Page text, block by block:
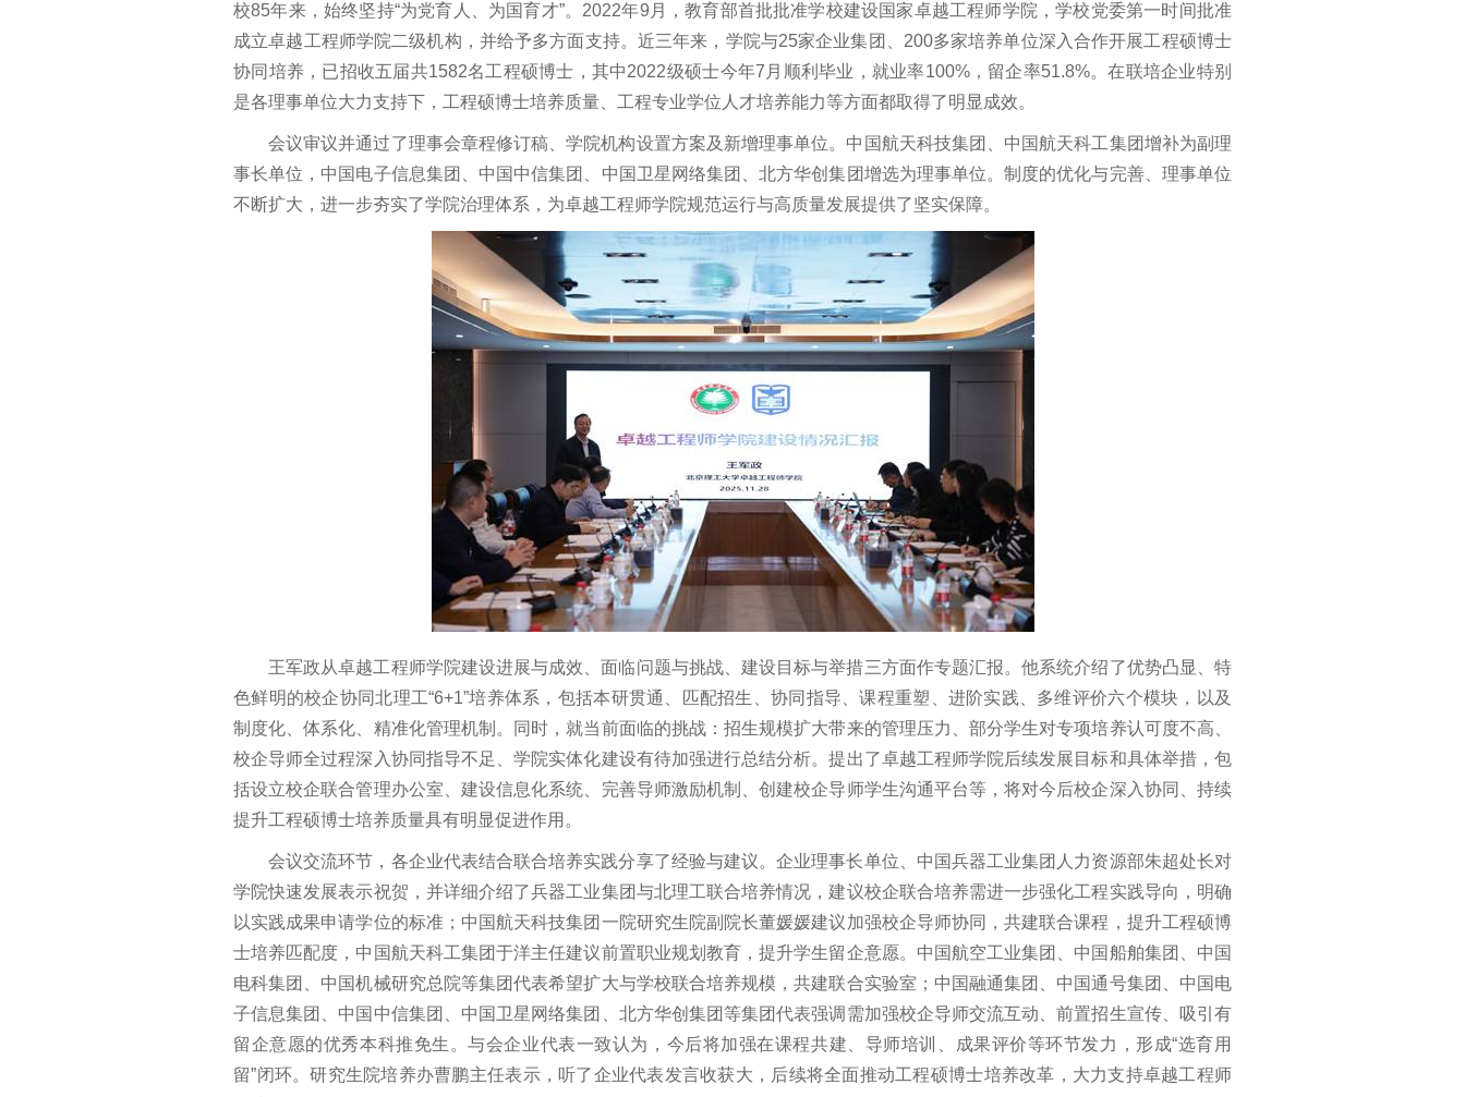
校85年来，始终坚持“为党育人、为国育才”。2022年9月，教育部首批批准学校建设国家卓越工程师学院，学校党委第一时间批准
成立卓越工程师学院二级机构，并给予多方面支持。近三年来，学院与25家企业集团、200多家培养单位深入合作开展工程硕博士
协同培养，已招收五届共1582名工程硕博士，其中2022级硕士今年7月顺利毕业，就业率100%，留企率51.8%。在联培企业特别
是各理事单位大力支持下，工程硕博士培养质量、工程专业学位人才培养能力等方面都取得了明显成效。
会议审议并通过了理事会章程修订稿、学院机构设置方案及新增理事单位。中国航天科技集团、中国航天科工集团增补为副理
事长单位，中国电子信息集团、中国中信集团、中国卫星网络集团、北方华创集团增选为理事单位。制度的优化与完善、理事单位
不断扩大，进一步夯实了学院治理体系，为卓越工程师学院规范运行与高质量发展提供了坚实保障。
王军政从卓越工程师学院建设进展与成效、面临问题与挑战、建设目标与举措三方面作专题汇报。他系统介绍了优势凸显、特
色鲜明的校企协同北理工“6+1”培养体系，包括本研贯通、匹配招生、协同指导、课程重塑、进阶实践、多维评价六个模块，以及
制度化、体系化、精准化管理机制。同时，就当前面临的挑战：招生规模扩大带来的管理压力、部分学生对专项培养认可度不高、
校企导师全过程深入协同指导不足、学院实体化建设有待加强进行总结分析。提出了卓越工程师学院后续发展目标和具体举措，包
括设立校企联合管理办公室、建设信息化系统、完善导师激励机制、创建校企导师学生沟通平台等，将对今后校企深入协同、持续
提升工程硕博士培养质量具有明显促进作用。
会议交流环节，各企业代表结合联合培养实践分享了经验与建议。企业理事长单位、中国兵器工业集团人力资源部朱超处长对
学院快速发展表示祝贺，并详细介绍了兵器工业集团与北理工联合培养情况，建议校企联合培养需进一步强化工程实践导向，明确
以实践成果申请学位的标准；中国航天科技集团一院研究生院副院长董媛媛建议加强校企导师协同，共建联合课程，提升工程硕博
士培养匹配度，中国航天科工集团于洋主任建议前置职业规划教育，提升学生留企意愿。中国航空工业集团、中国船舶集团、中国
电科集团、中国机械研究总院等集团代表希望扩大与学校联合培养规模，共建联合实验室；中国融通集团、中国通号集团、中国电
子信息集团、中国中信集团、中国卫星网络集团、北方华创集团等集团代表强调需加强校企导师交流互动、前置招生宣传、吸引有
留企意愿的优秀本科推免生。与会企业代表一致认为，今后将加强在课程共建、导师培训、成果评价等环节发力，形成“选育用
留”闭环。研究生院培养办曹鹏主任表示，听了企业代表发言收获大，后续将全面推动工程硕博士培养改革，大力支持卓越工程师